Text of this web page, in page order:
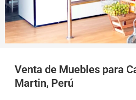
Venta de Muebles para
Martin, Perú